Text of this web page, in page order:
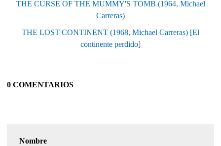
THE CURSE OF THE MUMMY'S TOMB (1964, Michael
Carreras)
THE LOST CONTINENT (1968, Michael Carreras) [El
continente perdido]
0 COMENTARIOS
Nombre